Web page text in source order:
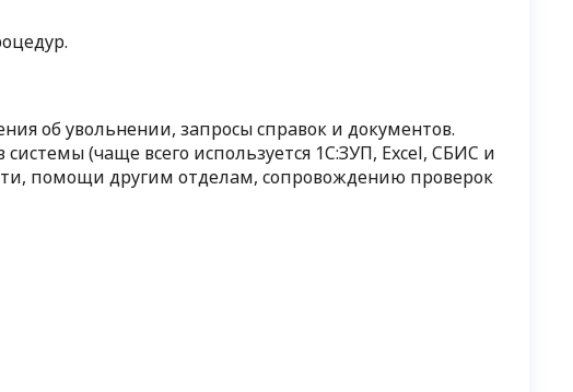
об увольнении, запросы справок и документов.
(чаще всего используется 1С:ЗУП, Excel, СБИС и
помощи другим отделам, сопровождению проверок